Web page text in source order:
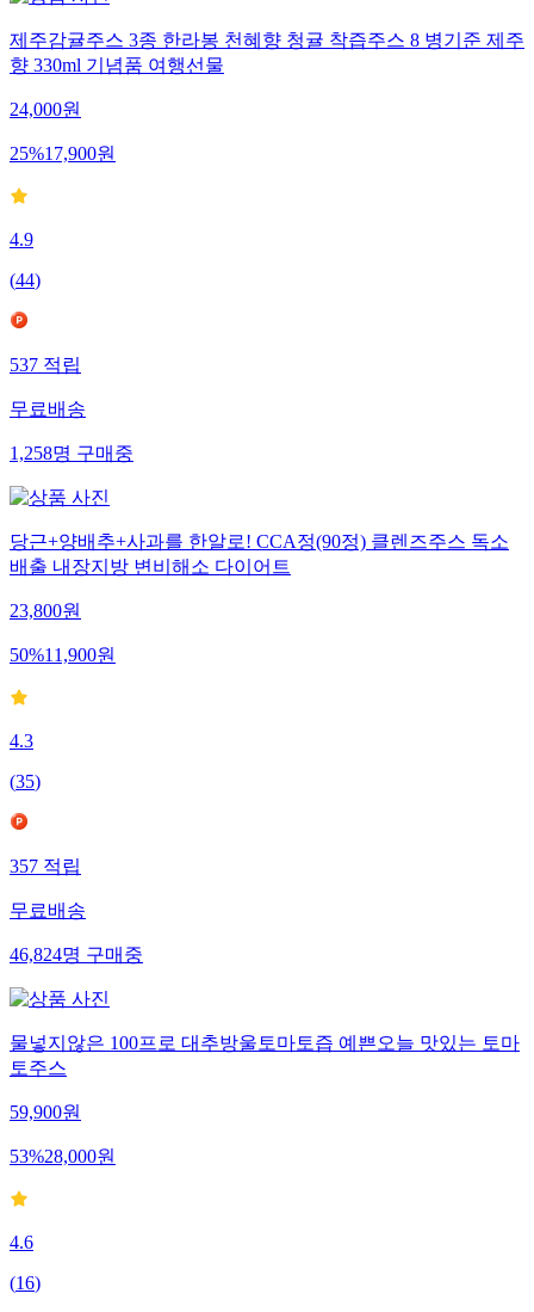
제주감귤주스 3종 한라봉 천혜향 청귤 착즙주스 8 병기준 제주
향 330ml 기념품 여행선물
24,000원
25%17,900원
4.9
(44)
537적립
무료배송
1,258명구매중
당근+양배추+사과를 한알로! CCA정(90정) 클렌즈주스 독소
배출 내장지방 변비해소 다이어트
23,800원
50%11,900원
4.3
(35)
357적립
무료배송
46,824명구매중
물넣지않은 100프로 대추방울토마토즙 예쁜오늘 맛있는 토마
토주스
59,900원
53%28,000원
4.6
(16)